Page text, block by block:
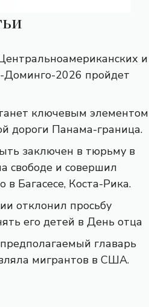
и
Доминго-2026 пройдет
ключевым элементом
дороги Панама-граница.
заключен в тюрьму в
свободе и совершил
в Багасесе, Коста-Рика.
отклонил просьбу
его детей в День отца
главарь
мигрантов в США.